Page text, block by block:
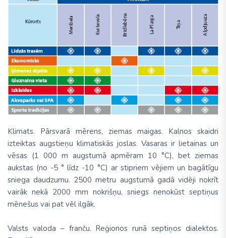
Klimats. Pārsvarā mērens, ziemas maigas. Kalnos skaidri
izteiktas augstieņu klimatiskās joslas. Vasaras ir lietainas un
vēsas (1 000 m augstumā apmēram 10 °C), bet ziemas
aukstas (no -5 ° līdz -10 °C) ar stipriem vējiem un bagātīgu
sniega daudzumu. 2500 metru augstumā gadā vidēji nokrīt
vairāk nekā 2000 mm nokrišņu, sniegs nenokūst septiņus
mēnešus vai pat vēl ilgāk.
Valsts valoda – franču. Reģionos runā septiņos dialektos.